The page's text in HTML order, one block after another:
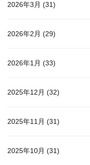
2026年3月 (31)
2026年2月 (29)
2026年1月 (33)
2025年12月 (32)
2025年11月 (31)
2025年10月 (31)